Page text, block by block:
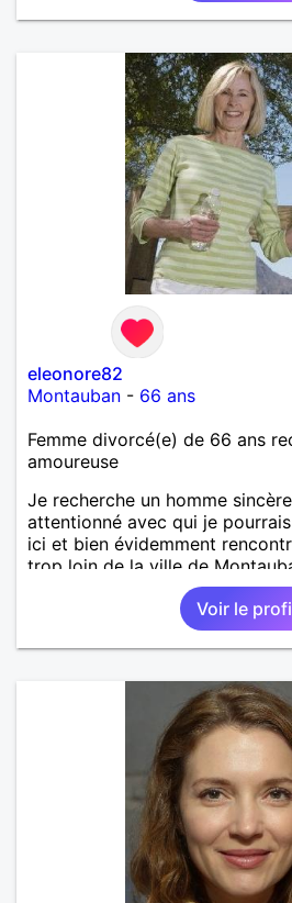
eleonore82
Montauban - 66 ans
Femme divorcé(e) de 66 ans
amoureuse
Je recherche un homme
attentionné avec qui je
ici et bien évidemment
trop loin de la ville de
Voir le